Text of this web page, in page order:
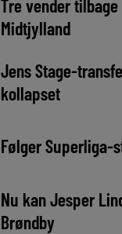
Tre vender tilbage
Midtjylland
Jens Stage-
kollapset
Følger
Nu kan Jesper
Brøndby